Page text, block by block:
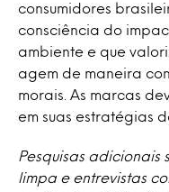
consumidores
consciência do
ambiente e que
agem de maneira
morais. As marcas
em suas estratégias
Pesquisas adicionais
limpa e entrevistas